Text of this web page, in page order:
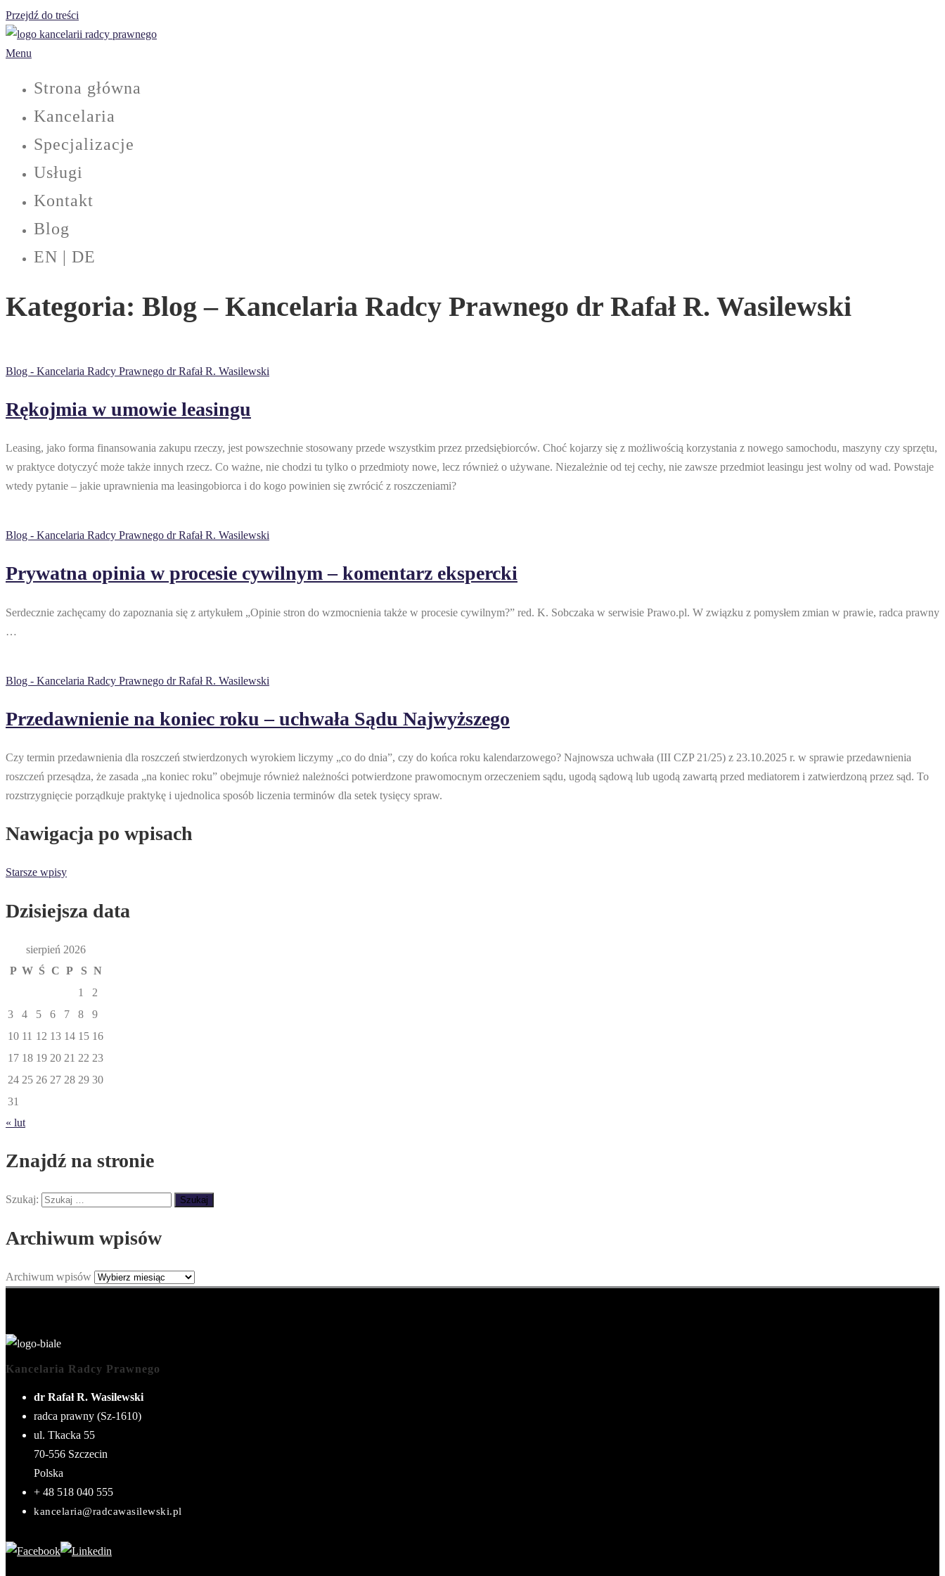
Przejdź do treści
Menu
Strona główna
Kancelaria
Specjalizacje
Usługi
Kontakt
Blog
EN | DE
Kategoria: Blog – Kancelaria Radcy Prawnego dr Rafał R. Wasilewski
Blog - Kancelaria Radcy Prawnego dr Rafał R. Wasilewski
Rękojmia w umowie leasingu
Leasing, jako forma finansowania zakupu rzeczy, jest powszechnie stosowany przede wszystkim przez przedsiębiorców. Choć kojarzy się z możliwością korzystania z nowego samochodu, maszyny czy sprzętu,
w praktyce dotyczyć może także innych rzecz. Co ważne, nie chodzi tu tylko o przedmioty nowe, lecz również o używane. Niezależnie od tej cechy, nie zawsze przedmiot leasingu jest wolny od wad. Powstaje
wtedy pytanie – jakie uprawnienia ma leasingobiorca i do kogo powinien się zwrócić z roszczeniami?
Blog - Kancelaria Radcy Prawnego dr Rafał R. Wasilewski
Prywatna opinia w procesie cywilnym – komentarz ekspercki
Serdecznie zachęcamy do zapoznania się z artykułem „Opinie stron do wzmocnienia także w procesie cywilnym?” red. K. Sobczaka w serwisie Prawo.pl. W związku z pomysłem zmian w prawie, radca prawny
…
Blog - Kancelaria Radcy Prawnego dr Rafał R. Wasilewski
Przedawnienie na koniec roku – uchwała Sądu Najwyższego
Czy termin przedawnienia dla roszczeń stwierdzonych wyrokiem liczymy „co do dnia”, czy do końca roku kalendarzowego? Najnowsza uchwała (III CZP 21/25) z 23.10.2025 r. w sprawie przedawnienia
roszczeń przesądza, że zasada „na koniec roku” obejmuje również należności potwierdzone prawomocnym orzeczeniem sądu, ugodą sądową lub ugodą zawartą przed mediatorem i zatwierdzoną przez sąd. To
rozstrzygnięcie porządkuje praktykę i ujednolica sposób liczenia terminów dla setek tysięcy spraw.
Nawigacja po wpisach
Starsze wpisy
Dzisiejsza data
sierpień 2026
P W Ś C P S N
1
2
3
4 5 6 7 8
9
10 11 12 13 14 15 16
17 18 19 20 21 22 23
24 25 26 27 28 29 30
31
« lut
Znajdź na stronie
Szukaj:
Archiwum wpisów
Archiwum wpisów
Kancelaria Radcy Prawnego
dr Rafał R. Wasilewski
radca prawny (Sz-1610)
ul. Tkacka 55
70-556 Szczecin
Polska
+ 48 518 040 555
kancelaria@radcawasilewski.pl